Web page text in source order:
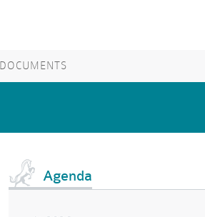
DOCUMENTS
Agenda